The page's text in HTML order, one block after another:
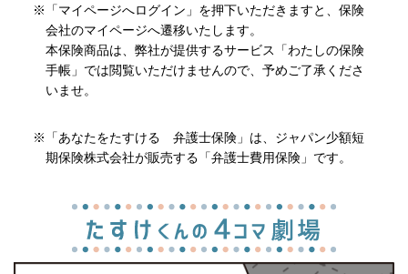
※「マイページへログイン」を押下いただきますと、保険
会社のマイページへ遷移いたします。
本保険商品は、弊社が提供するサービス「わたしの保険
手帳」では閲覧いただけませんので、予めご了承くださ
いませ。
※「あなたをたすける 弁護士保険」は、ジャパン少額短
期保険株式会社が販売する「弁護士費用保険」です。